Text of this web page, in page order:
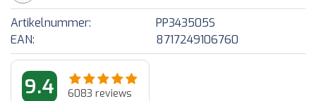
Artikelnummer:
PP343505S
EAN:
8717249106760
9.4 6083 reviews